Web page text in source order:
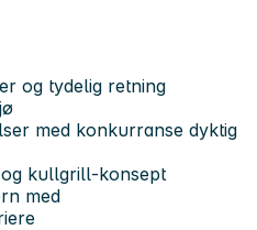
og tydelig retning
med konkurranse dyktig
kullgrill-konsept
med